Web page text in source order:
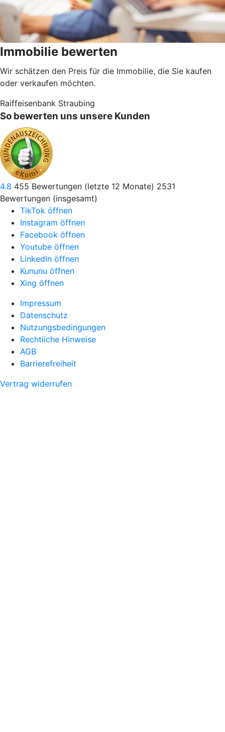
Immobilie bewerten
Wir schätzen den Preis für die Immobilie, die Sie kaufen
oder verkaufen möchten.
Raiffeisenbank Straubing
So bewerten uns unsere Kunden
4.8 455 Bewertungen (letzte 12 Monate) 2531
Bewertungen (insgesamt)
TikTok öffnen
Instagram öffnen
Facebook öffnen
Youtube öffnen
LinkedIn öffnen
Kununu öffnen
Xing öffnen
Impressum
Datenschutz
Nutzungsbedingungen
Rechtliche Hinweise
AGB
Barrierefreiheit
Vertrag widerrufen